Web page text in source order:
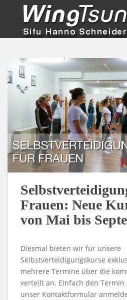
Frauen: Neue
von Mai bis
Diesmal bieten wir für unsere
Selbstverteidigungskurse
mehrere Termine über die
verteilt an. Einfach den
unser Kontaktformular